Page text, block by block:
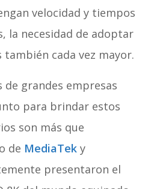
velocidad y tiempos
la necesidad de adoptar
también cada vez mayor.
de grandes empresas
para brindar estos
son más que
de MediaTeky
presentaron el